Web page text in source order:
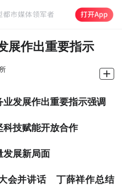
展作出重要指示
发展作出重要指示强调
技赋能开放合作
发展新局面
会并讲话 丁薛祥作总结